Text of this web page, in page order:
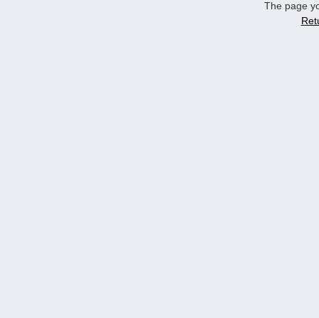
The page